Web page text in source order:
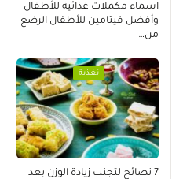
اسماء مكملات غذائية للأطفال
وأفضل فيتامين للأطفال الرضع
من…
تغذية
7 نصائح لتجنب زيادة الوزن بعد